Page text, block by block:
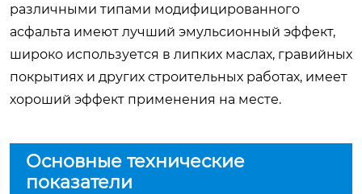
различными типами модифицированного
асфальта имеют лучший эмульсионный эффект,
широко используется в липких маслах, гравийных
покрытиях и других строительных работах, имеет
хороший эффект применения на месте.
Основные технические
показатели